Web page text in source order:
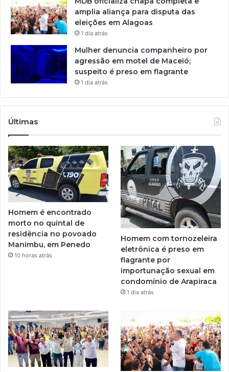
amplia aliança para disputa das
eleições em Alagoas
1 dia atrás
Mulher denuncia companheiro por
agressão em motel de Maceió;
suspeito é preso em flagrante
1 dia atrás
Últimas
Homem é encontrado
morto no quintal de
residência no povoado
Manimbu, em Penedo
10 horas atrás
Homem com tornozeleira
eletrônica é preso em
flagrante por
importunação sexual em
condomínio de Arapiraca
1 dia atrás